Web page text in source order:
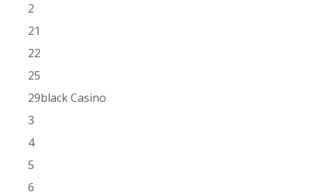
2
21
22
25
29black Casino
3
4
5
6